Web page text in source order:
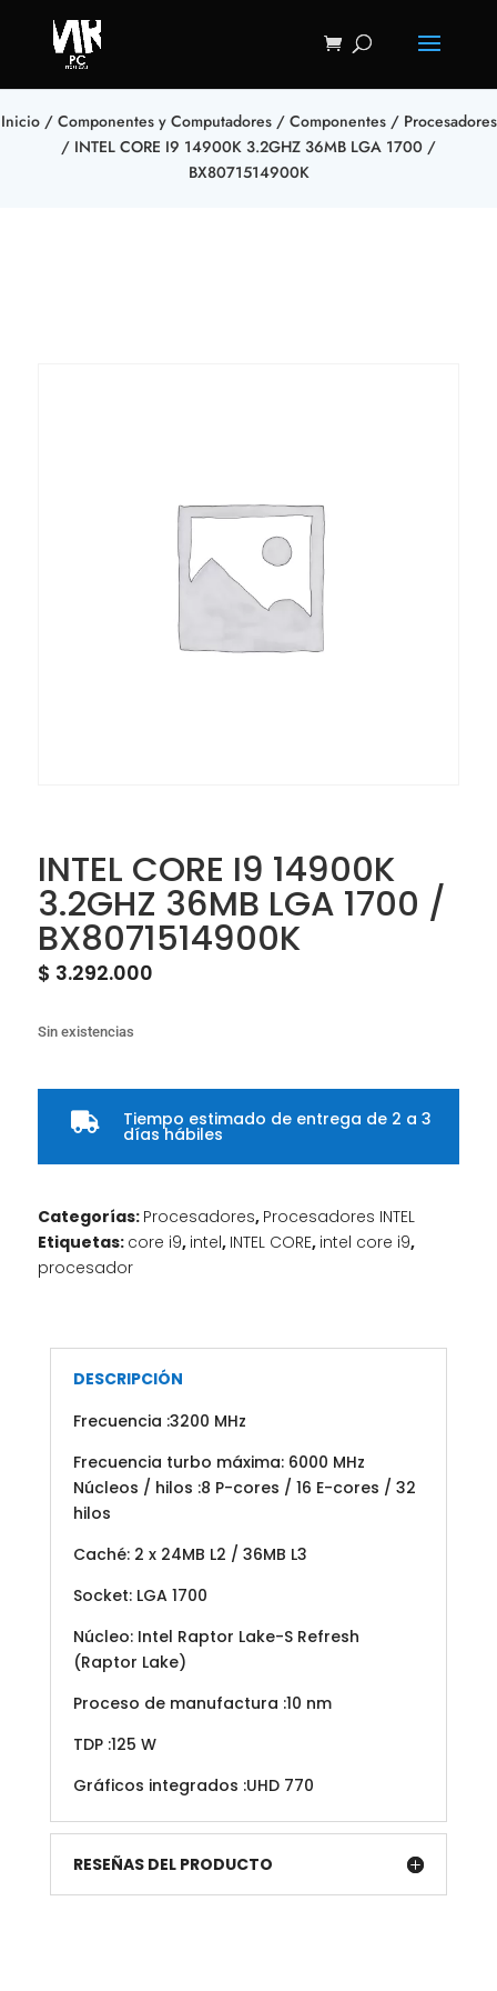
Inicio/ Componentes y Computadores/ Componentes/ Procesadores
/ INTEL CORE I9 14900K 3.2GHZ 36MB LGA 1700 /
BX8071514900K
INTEL CORE I9 14900K
3.2GHZ 36MB LGA 1700 /
BX8071514900K
$ 3.292.000
Sin existencias
 Tiempo estimado de entrega de 2 a 3
días hábiles
Categorías: Procesadores, Procesadores INTEL
Etiquetas: core i9, intel, INTEL CORE, intel core i9,
procesador
DESCRIPCIÓN
Frecuencia :3200 MHz
Frecuencia turbo máxima: 6000 MHz
Núcleos / hilos :8 P-cores / 16 E-cores / 32
hilos
Caché: 2 x 24MB L2 / 36MB L3
Socket: LGA 1700
Núcleo: Intel Raptor Lake-S Refresh
(Raptor Lake)
Proceso de manufactura :10 nm
TDP :125 W
Gráficos integrados :UHD 770
RESEÑAS DEL PRODUCTO